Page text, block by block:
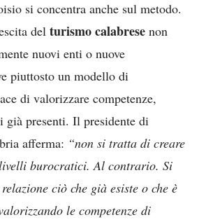
si concentra anche sul metodo.
del turismo calabrese non
nuovi enti o nuove
piuttosto un modello di
di valorizzare competenze,
già presenti. Il presidente di
afferma: “non si tratta di creare
burocratici. Al contrario. Si
ciò che già esiste o che è
le competenze di